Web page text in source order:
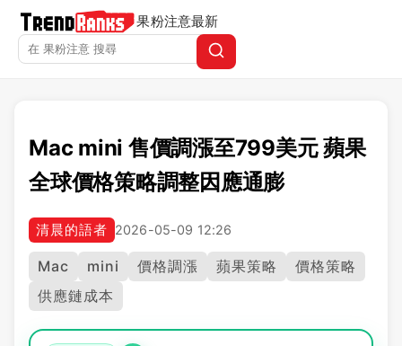
果粉注意最新
Mac mini 售價調漲至799美元 蘋果
全球價格策略調整因應通膨
清晨的語者 2026-05-09 12:26
Mac mini 價格調漲 蘋果策略
價格策略
供應鏈成本